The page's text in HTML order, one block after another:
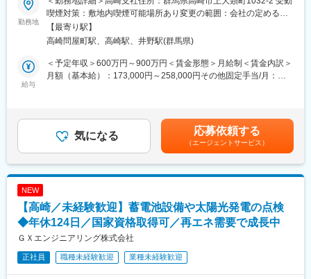
通しの良い環境です。
Iターン、Uターンも歓迎で、実際にご入社されている方も多くい
ます。
■働き方/福利厚生
土日祝休み、年間休日126日、月平均残業時間20時間程です。
うにするなど工夫しています。
フレックスタイム制などを導入しており、在宅勤務は月3回可能で
少なく、特に日々変化する法規制に適応できている点が強みで
す。環境、防災における差別化と事業者からの直接発注により高
収益体制が作られ、社員の働き方に還元しています。
変更の範囲：会社の定める業務
施工＞を一貫して担うエンジニアリング企業です。
近年の再生可能エネルギー需要の拡大に伴い、当社の事業も急成
長を遂げています。さらなる事業拡大と組織強化のため、新たな
メンバーを募集します。
■業務内容
今回募集する施工管理ポジションでは、主に系統用蓄電システム
・系統用蓄電池設備工事の施工管理
・現場調査および施工計画の作成
・設計部門との連携および施工図確認
・各種報告書、写真管理、書類作成
近年需要が拡大している系統用蓄電システムにおいて、現場全体
を管理しながらプロジェクトを推進していただくポジションで
勤務地
喫煙対策：敷地内喫煙可能場所あり変更の範囲：会社の定める事
業所
【最寄り駅】
高崎問屋町駅、高崎駅、井野駅(群馬県)
給与
＜予定年収＞600万円～900万円＜賃金形態＞月給制＜賃金内訳＞
月額（基本給）：173,000円～258,000円その他固定手当/月：
無＞有＜残業手当＞有＜給与補足＞※その他固定手当には、調整手
当・工具手当、資格手当等が含まれます。■賞与：年2回（勤務成
績による）賃金はあくまでも目安の金額であり、選考を通じて上
下する可能性があります。月給(月額)は固定手当を含めた表記で
す。
気になる 応募依頼する
（エージェントサービス）
NEW
【高崎／未経験歓迎】蓄電池設備や太陽光発電の点検
◆年休124日／国家資格取得可／再エネ需要で成長中
ＧＸエンジニアリング株式会社
正社員 職種未経験歓迎 業種未経験歓迎